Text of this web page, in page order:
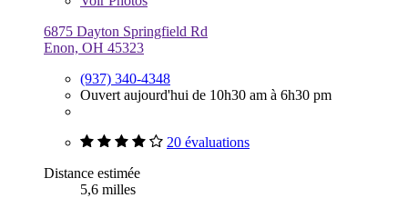
6875 Dayton Springfield Rd
Enon, OH 45323
(937) 340-4348
Ouvert aujourd'hui de 10h30 am à 6h30 pm
20 évaluations
Distance estimée
5,6 milles